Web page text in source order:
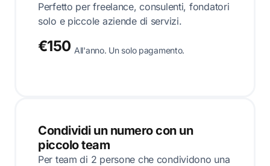
Perfetto per freelance, consulenti, fondatori
solo e piccole aziende di servizi.
€150 All'anno. Un solo pagamento.
Condividi un numero con un
piccolo team
Per team di 2 persone che condividono una